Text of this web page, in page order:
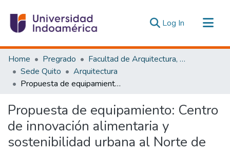
Log In (current)
Communities & Collections
All of DSpace
Statistics
Home Pregrado
Facultad de Arquitectura, Artes y Diseño
Sede Quito
Arquitectura
Propuesta de equipamiento: Centro de innovación alimentaria y sostenibilidad urbana al Norte de Quito 2025
Propuesta de equipamiento: Centro
de innovación alimentaria y
sostenibilidad urbana al Norte de